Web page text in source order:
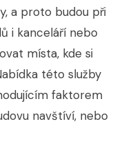
a proto budou při
i kanceláří nebo
místa, kde si
této služby
faktorem
navštíví, nebo